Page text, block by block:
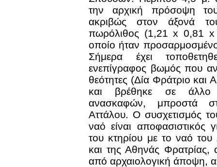
την αρχική πρόσοψη
ακριβώς στον άξονά
πωρόλιθος (1,21 x 0,81
οποίο ήταν
Σήμερα έχει
ενεπίγραφος βωμός που
θεότητες (Δία Φράτριο και
και βρέθηκε σε άλλο
ανασκαφών, μπροστά
Αττάλου. Ο συσχετισμός
ναό είναι αποφασιστικός
του κτηρίου με το ναό του
και της Αθηνάς Φρατρίας,
από αρχαιολογική άποψη,